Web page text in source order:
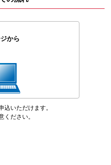
から
込いただけます。
ください。